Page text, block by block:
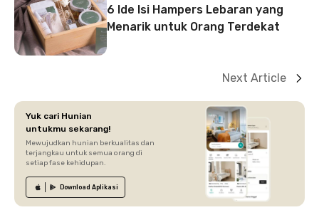
6 Ide Isi Hampers Lebaran yang
Menarik untuk Orang Terdekat
Next Article
Yuk cari Hunian
untukmu sekarang!
Mewujudkan hunian berkualitas dan
terjangkau untuk semua orang di
setiap fase kehidupan.
Download Aplikasi